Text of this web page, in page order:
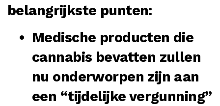
belangrijkste punten:
Medische producten die
cannabis bevatten zullen
nu onderworpen zijn aan
een “tijdelijke vergunning”